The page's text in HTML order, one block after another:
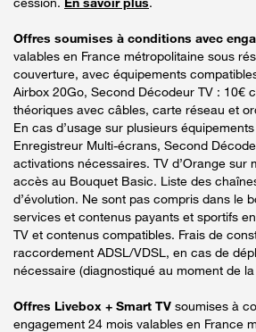
Offres soumises à conditions avec
valables en France métropolitaine sous
couverture, avec équipements
Airbox 20Go, Second Décodeur TV : 10€
théoriques avec câbles, carte réseau et
En cas d’usage sur plusieurs
Enregistreur Multi-écrans, Second
activations nécessaires. TV d’Orange sur
accès au Bouquet Basic. Liste des
d’évolution. Ne sont pas compris dans le
services et contenus payants et sportifs
TV et contenus compatibles. Frais de
raccordement ADSL/VDSL, en cas de
nécessaire (diagnostiqué au moment de
Offres Livebox + Smart TV soumises à
engagement 24 mois valables en France